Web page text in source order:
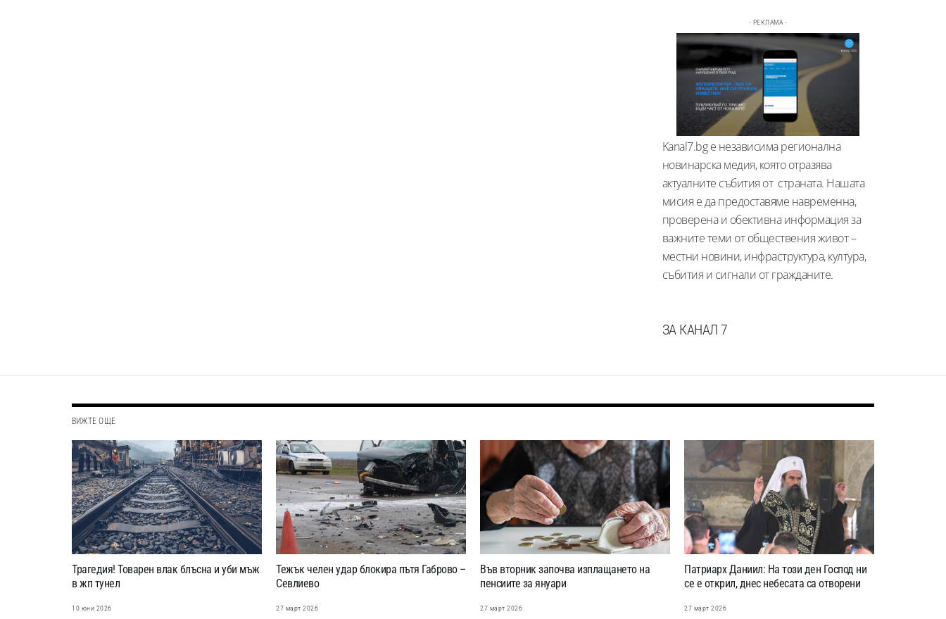
- РЕКЛАМА -
Kanal7.bg е независима регионална
новинарска медия, която отразява
актуалните събития от страната. Нашата
мисия е да предоставяме навременна,
проверена и обективна информация за
важните теми от обществения живот –
местни новини, инфраструктура, култура,
събития и сигнали от гражданите.
ЗА КАНАЛ 7
ВИЖТЕ ОЩЕ
Трагедия! Товарен влак блъсна и уби мъж
в жп тунел
10 юни 2026
Тежък челен удар блокира пътя Габрово –
Севлиево
27 март 2026
Във вторник започва изплащането на
пенсиите за януари
27 март 2026
Патриарх Даниил: На този ден Господ ни
се е открил, днес небесата са отворени
27 март 2026